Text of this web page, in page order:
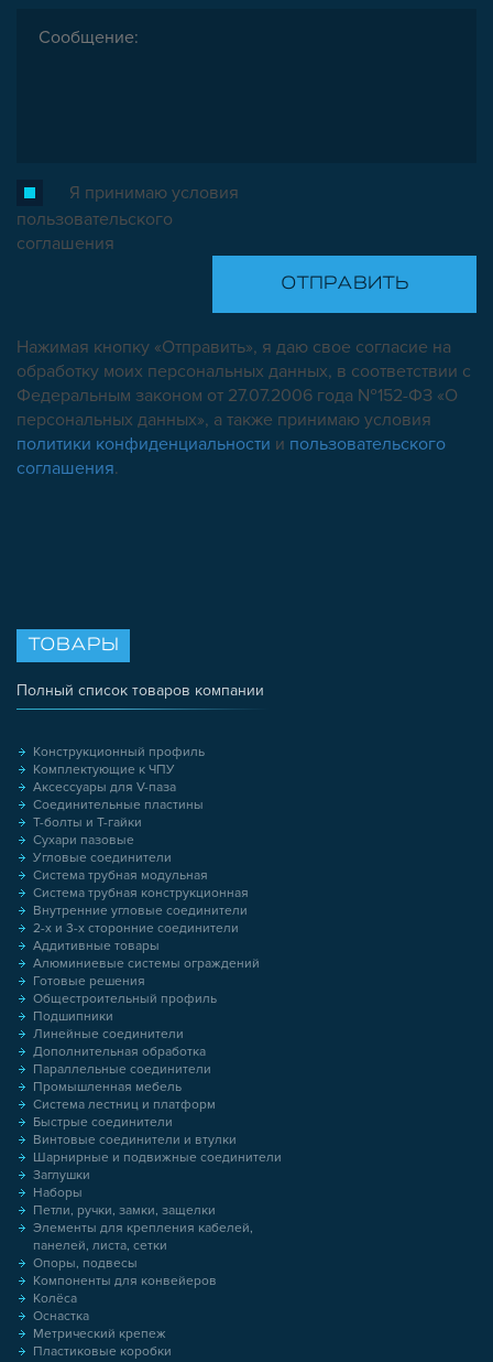
Я принимаю условия
пользовательского
соглашения
Нажимая кнопку «Отправить», я даю свое согласие на
обработку моих персональных данных, в соответствии с
Федеральным законом от 27.07.2006 года №152-ФЗ «О
персональных данных», а также принимаю условия
политики конфиденциальности и пользовательского
соглашения.
ТОВАРЫ
Полный список товаров компании
Конструкционный профиль
Комплектующие к ЧПУ
Аксессуары для V-паза
Соединительные пластины
Т-болты и Т-гайки
Сухари пазовые
Угловые соединители
Система трубная модульная
Система трубная конструкционная
Внутренние угловые соединители
2-х и 3-х сторонние соединители
Аддитивные товары
Алюминиевые системы ограждений
Готовые решения
Общестроительный профиль
Подшипники
Линейные соединители
Дополнительная обработка
Параллельные соединители
Промышленная мебель
Система лестниц и платформ
Быстрые соединители
Винтовые соединители и втулки
Шарнирные и подвижные соединители
Заглушки
Наборы
Петли, ручки, замки, защелки
Элементы для крепления кабелей,
панелей, листа, сетки
Опоры, подвесы
Компоненты для конвейеров
Колёса
Оснастка
Метрический крепеж
Пластиковые коробки